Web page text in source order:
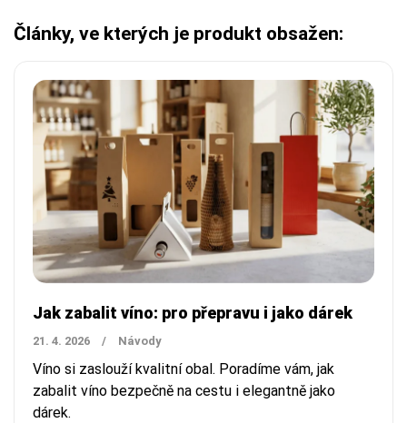
Články, ve kterých je produkt obsažen:
Jak zabalit víno: pro přepravu i jako dárek
21. 4. 2026 / Návody
Víno si zaslouží kvalitní obal. Poradíme vám, jak
zabalit víno bezpečně na cestu i elegantně jako
dárek.